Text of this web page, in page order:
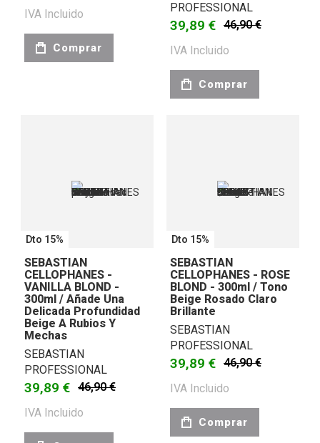
IVA Incluido
Comprar
PROFESSIONAL
39,89 € 46,90 €
IVA Incluido
Comprar
Dto 15%
SEBASTIAN
CELLOPHANES -
VANILLA BLOND -
300ml / Añade Una
Delicada Profundidad
Beige A Rubios Y
Mechas
SEBASTIAN
PROFESSIONAL
39,89 € 46,90 €
IVA Incluido
Dto 15%
SEBASTIAN
CELLOPHANES - ROSE
BLOND - 300ml / Tono
Beige Rosado Claro
Brillante
SEBASTIAN
PROFESSIONAL
39,89 € 46,90 €
IVA Incluido
Comprar